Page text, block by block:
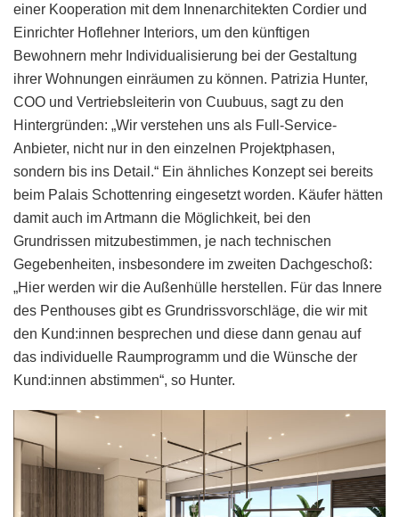
einer Kooperation mit dem Innenarchitekten Cordier und
Einrichter Hoflehner Interiors, um den künftigen
Bewohnern mehr Individualisierung bei der Gestaltung
ihrer Wohnungen einräumen zu können. Patrizia Hunter,
COO und Vertriebsleiterin von Cuubuus, sagt zu den
Hintergründen: „Wir verstehen uns als Full-Service-
Anbieter, nicht nur in den einzelnen Projektphasen,
sondern bis ins Detail.“ Ein ähnliches Konzept sei bereits
beim Palais Schottenring eingesetzt worden. Käufer hätten
damit auch im Artmann die Möglichkeit, bei den
Grundrissen mitzubestimmen, je nach technischen
Gegebenheiten, insbesondere im zweiten Dachgeschoß:
„Hier werden wir die Außenhülle herstellen. Für das Innere
des Penthouses gibt es Grundrissvorschläge, die wir mit
den Kund:innen besprechen und diese dann genau auf
das individuelle Raumprogramm und die Wünsche der
Kund:innen abstimmen“, so Hunter.